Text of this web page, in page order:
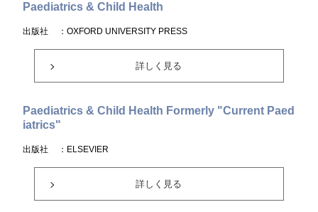
Paediatrics & Child Health
出版社 ：OXFORD UNIVERSITY PRESS
詳しく見る
Paediatrics & Child Health Formerly "Current Paed
iatrics"
出版社 ：ELSEVIER
詳しく見る